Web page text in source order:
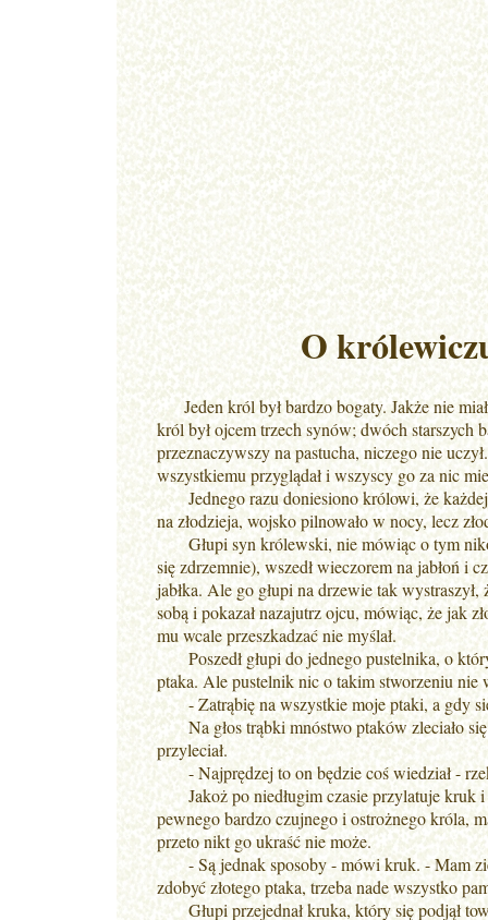
O
Jeden król był bardzo bogaty. Jakże nie miał
król był ojcem trzech synów; dwóch starszych
przeznaczywszy na pastucha, niczego nie
wszystkiemu przyglądał i wszyscy go za nic
Jednego razu doniesiono królowi, że każdej
na złodzieja, wojsko pilnowało w nocy, lecz
Głupi syn królewski, nie mówiąc o tym
się zdrzemnie), wszedł wieczorem na jabłoń i
jabłka. Ale go głupi na drzewie tak
sobą i pokazał nazajutrz ojcu, mówiąc, że jak
mu wcale przeszkadzać nie myślał.
Poszedł głupi do jednego pustelnika, o
ptaka. Ale pustelnik nic o takim stworzeniu nie
- Zatrąbię na wszystkie moje ptaki, a gdy
Na głos trąbki mnóstwo ptaków zleciało się
przyleciał.
- Najprędzej to on będzie coś wiedział -
Jakoż po niedługim czasie przylatuje kruk i
pewnego bardzo czujnego i ostrożnego króla,
przeto nikt go ukraść nie może.
- Są jednak sposoby - mówi kruk. - Mam
zdobyć złotego ptaka, trzeba nade wszystko
Głupi przejednał kruka, który się podjął